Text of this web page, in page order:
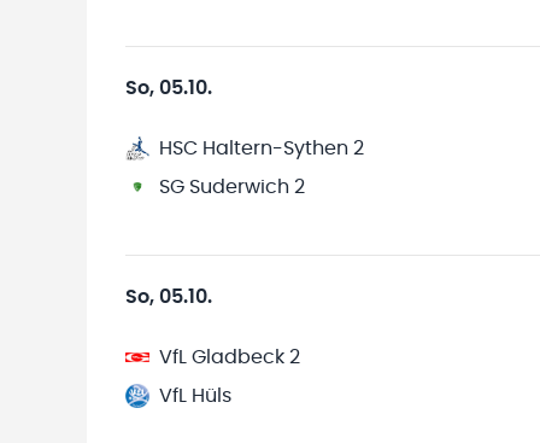
So, 05.10.
HSC Haltern-Sythen 2
SG Suderwich 2
So, 05.10.
VfL Gladbeck 2
VfL Hüls